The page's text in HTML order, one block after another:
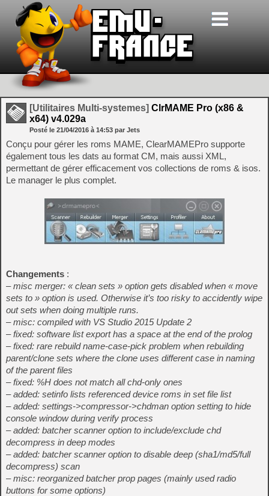
[Utilitaires Multi-systemes] ClrMAME Pro (x86 &
x64) v4.029a
Posté le 21/04/2016 à 14:53 par Jets
Conçu pour gérer les roms MAME, ClearMAMEPro supporte
également tous les dats au format CM, mais aussi XML,
permettant de gérer efficacement vos collections de roms & isos.
Le manager le plus complet.
Changements :
– misc merger: « clean sets » option gets disabled when « move
sets to » option is used. Otherwise it’s too risky to accidently wipe
out sets when doing multiple runs.
– misc: compiled with VS Studio 2015 Update 2
– fixed: software list export has a space at the end of the prolog
– fixed: rare rebuild name-case-pick problem when rebuilding
parent/clone sets where the clone uses different case in naming
of the parent files
– fixed: %H does not match all chd-only ones
– added: setinfo lists referenced device roms in set file list
– added: settings->compressor->chdman option setting to hide
console window during verify process
– added: batcher scanner option to include/exclude chd
decompress in deep modes
– added: batcher scanner option to disable deep (sha1/md5/full
decompress) scan
– misc: reorganized batcher prop pages (mainly used radio
buttons for some options)